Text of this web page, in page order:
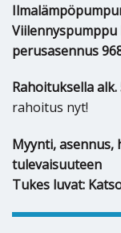
perusasennus
Rahoituksella
rahoitus nyt!
Myynti,
tulevaisuuteen
Tukes luvat: